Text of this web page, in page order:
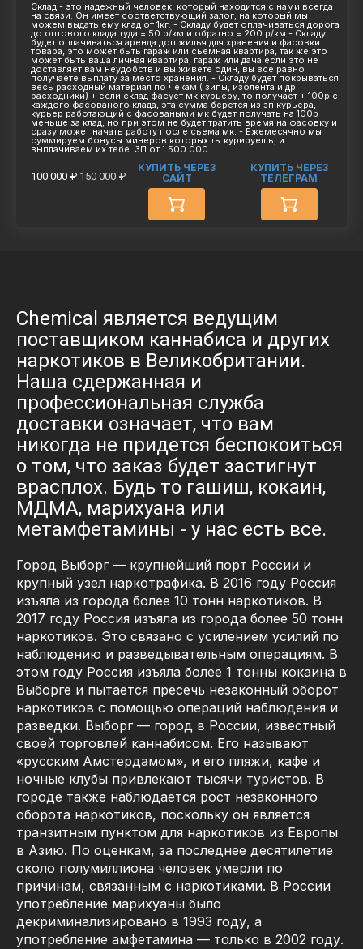
Склад - это надежный человек, который находится с нами всегда
на связи. Он имеет соответствующий залог, на который мы
можем выдать ему клад от 1кг. - Складу будет оплачиваться дорога
до оптового клада туда = 50 р/км и обратно = 200 р/км - Складу
будет оплачиваться аренда доп жилья для хранения и фасовки
товара, это может быть гараж или сьемная квартира, так же это
может быть ваша личная квартира, гараж или дача если это не
доставляет вам неудобств и вы живете один, вы все равно
получаете выплату за место хранения. - Складу будет покрываться
весь расходный материал по чекам ( зипы, изолента и др
расходники) + если склад фасует мк курьеру, то получает + 100р с
каждого фасованого клада, эта сумма берется из зп курьера,
курьер работающий с фасоваными мк будет получать на 100р
меньше за клад, но при этом не будет тратить время на фасовку и
сразу может начать работу после сьема мк. - Ежемесячно мы
суммируем бонусы минеров которых ты курируешь, и
выплачиваем их тебе. ЗП от 1.500.000
100 000 ₽ 150 000 ₽
КУПИТЬ ЧЕРЕЗ
САЙТ
КУПИТЬ ЧЕРЕЗ
ТЕЛЕГРАМ
Chemical является ведущим
поставщиком каннабиса и других
наркотиков в Великобритании.
Наша сдержанная и
профессиональная служба
доставки означает, что вам
никогда не придется беспокоиться
о том, что заказ будет застигнут
врасплох. Будь то гашиш, кокаин,
МДМА, марихуана или
метамфетамины - у нас есть все.
Город Выборг — крупнейший порт России и
крупный узел наркотрафика. В 2016 году Россия
изъяла из города более 10 тонн наркотиков. В
2017 году Россия изъяла из города более 50 тонн
наркотиков. Это связано с усилением усилий по
наблюдению и разведывательным операциям. В
этом году Россия изъяла более 1 тонны кокаина в
Выборге и пытается пресечь незаконный оборот
наркотиков с помощью операций наблюдения и
разведки. Выборг — город в России, известный
своей торговлей каннабисом. Его называют
«русским Амстердамом», и его пляжи, кафе и
ночные клубы привлекают тысячи туристов. В
городе также наблюдается рост незаконного
оборота наркотиков, поскольку он является
транзитным пунктом для наркотиков из Европы
в Азию. По оценкам, за последнее десятилетие
около полумиллиона человек умерли по
причинам, связанным с наркотиками. В России
употребление марихуаны было
декриминализировано в 1993 году, а
употребление амфетамина — только в 2002 году.